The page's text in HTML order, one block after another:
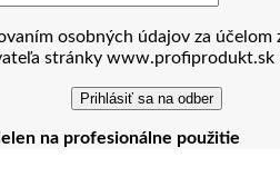
osobných údajov za účelom
stránky www.profiprodukt.sk
na profesionálne použitie